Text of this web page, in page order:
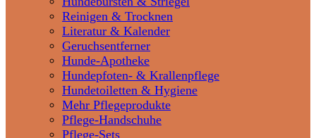
Reinigen & Trocknen
Literatur & Kalender
Geruchsentferner
Hunde-Apotheke
Hundepfoten- & Krallenpflege
Hundetoiletten & Hygiene
Mehr Pflegeprodukte
Pflege-Handschuhe
Pflege-Sets